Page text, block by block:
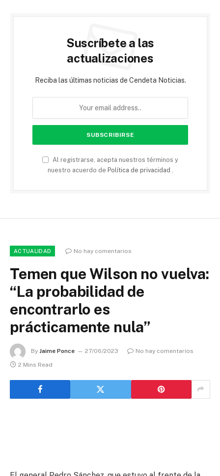
Suscríbete a las
actualizaciones
Reciba las últimas noticias de Cendeta Noticias.
Al registrarse, acepta nuestros términos y
nuestro acuerdo de Política de privacidad
ACTUALIDAD No hay comentarios
Temen que Wilson no vuelva:
“La probabilidad de
encontrarlo es
prácticamente nula”
By Jaime Ponce 27/06/2023
No hay comentarios
2 Mins Read